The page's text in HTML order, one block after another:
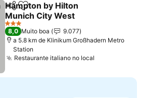
PartilharAdicionar aos favoritos
Hampton by Hilton
Munich City West
Ver preços
3 Estrelas
8,0 Muito boa
9.077
a 5.8 km de Klinikum Großhadern Metro
Station
Restaurante italiano no local